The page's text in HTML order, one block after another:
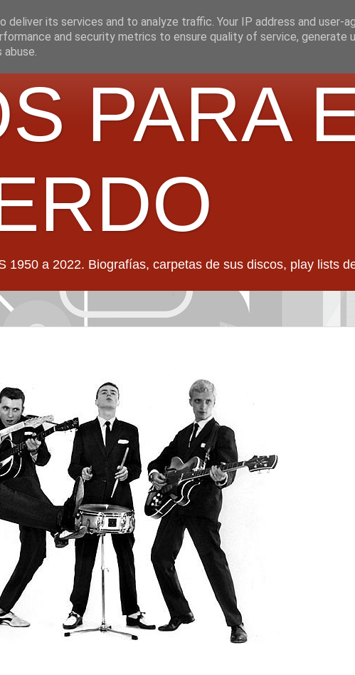
PARA
1950 a 2022. Biografías, carpetas de sus discos, play lists
deliver its services and to analyze traffic. Your IP address and user-
and security metrics to ensure quality of service, generate